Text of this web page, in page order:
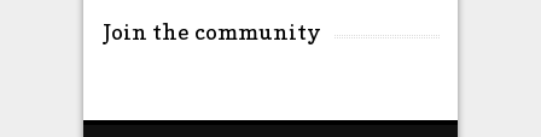
Join the community